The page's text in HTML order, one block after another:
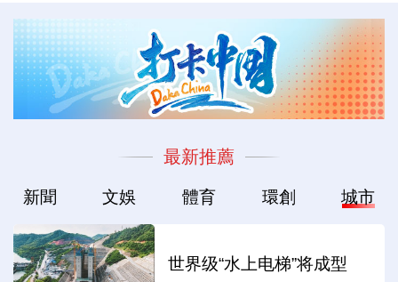
最新推薦
新聞 文娛 體育 環創 城市
世界级“水上电梯”将成型